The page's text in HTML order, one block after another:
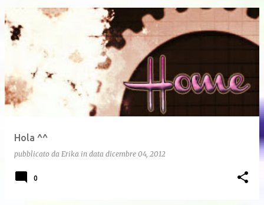
Hola ^^
pubblicato da Erika in data dicembre 04, 2012
0